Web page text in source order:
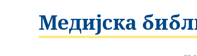
Медијска